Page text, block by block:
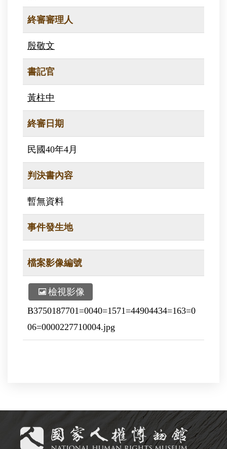
終審審理人
殷敬文
書記官
黃柱中
終審日期
民國40年4月
判決書內容
暫無資料
事件發生地
檔案影像編號
檢視影像
B3750187701=0040=1571=44904434=163=0
06=0000227710004.jpg